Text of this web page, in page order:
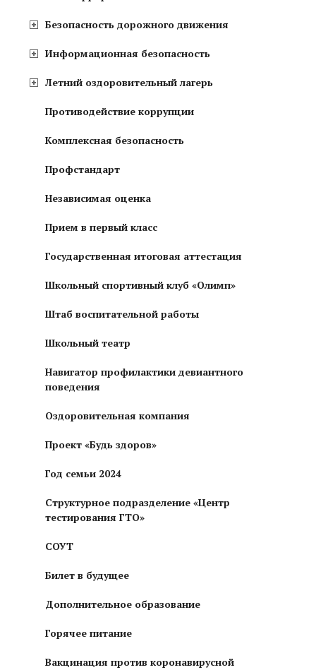
Безопасность дорожного движения
Информационная безопасность
Летний оздоровительный лагерь
Противодействие коррупции
Комплексная безопасность
Профстандарт
Независимая оценка
Прием в первый класс
Государственная итоговая аттестация
Школьный спортивный клуб «Олимп»
Штаб воспитательной работы
Школьный театр
Навигатор профилактики девиантного
поведения
Оздоровительная компания
Проект «Будь здоров»
Год семьи 2024
Структурное подразделение «Центр
тестирования ГТО»
СОУТ
Билет в будущее
Дополнительное образование
Горячее питание
Вакцинация против коронавирусной